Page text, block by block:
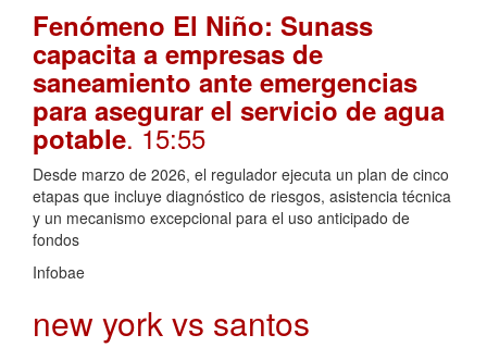
Fenómeno El Niño: Sunass
capacita a empresas de
saneamiento ante emergencias
para asegurar el servicio de agua
potable. 15:55
Desde marzo de 2026, el regulador ejecuta un plan de cinco
etapas que incluye diagnóstico de riesgos, asistencia técnica
y un mecanismo excepcional para el uso anticipado de
fondos
Infobae
new york vs santos